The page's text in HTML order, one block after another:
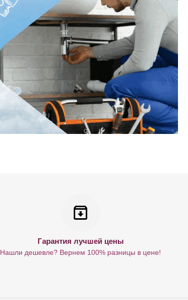
Гарантия лучшей цены
Нашли дешевле? Вернем 100% разницы в цене!